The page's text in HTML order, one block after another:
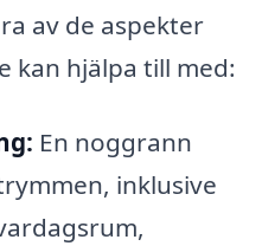
av de aspekter
kan hjälpa till med:
En noggrann
inklusive